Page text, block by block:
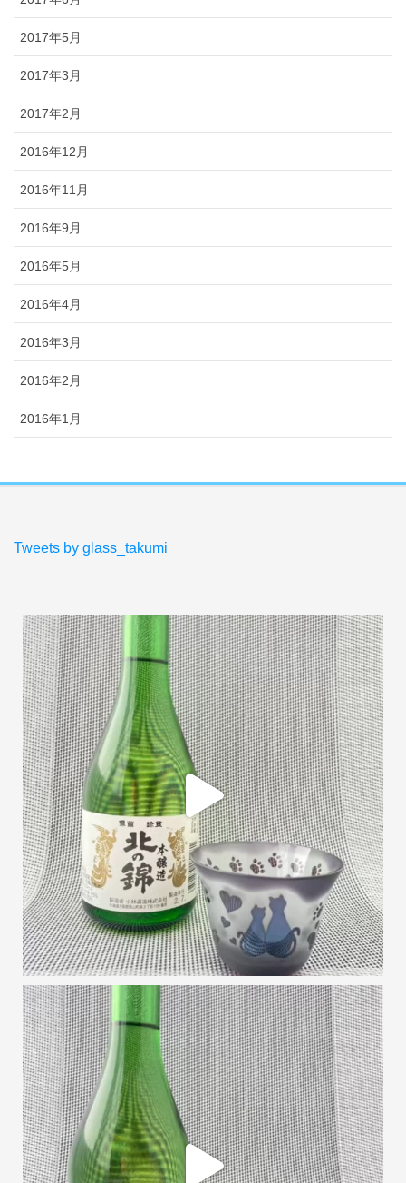
2017年5月
2017年3月
2017年2月
2016年12月
2016年11月
2016年9月
2016年5月
2016年4月
2016年3月
2016年2月
2016年1月
Tweets by glass_takumi